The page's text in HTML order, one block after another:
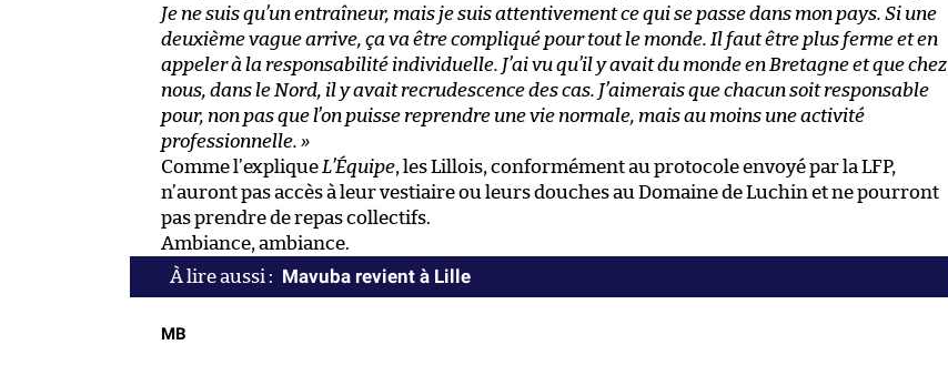
Je ne suis qu’un entraîneur, mais je suis attentivement ce qui se passe dans mon pays. Si une
deuxième vague arrive, ça va être compliqué pour tout le monde. Il faut être plus ferme et en
appeler à la responsabilité individuelle. J’ai vu qu’il y avait du monde en Bretagne et que chez
nous, dans le Nord, il y avait recrudescence des cas. J’aimerais que chacun soit responsable
pour, non pas que l’on puisse reprendre une vie normale, mais au moins une activité
professionnelle. »
Comme l’explique L’Équipe, les Lillois, conformément au protocole envoyé par la LFP,
n’auront pas accès à leur vestiaire ou leurs douches au Domaine de Luchin et ne pourront
pas prendre de repas collectifs.
Ambiance, ambiance.
Mavuba revient à Lille
MB